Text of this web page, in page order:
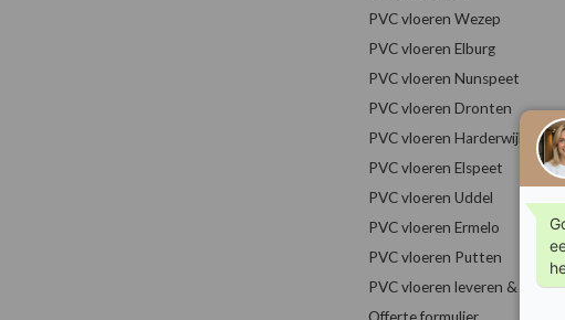
PVC vloeren Wezep
PVC vloeren Elburg
PVC vloeren Nunspeet
PVC vloeren Dronten
PVC vloeren Harderwijk
PVC vloeren Elspeet
PVC vloeren Uddel
PVC vloeren Ermelo
PVC vloeren Putten
PVC vloeren leveren & leggen
Offerte formulier